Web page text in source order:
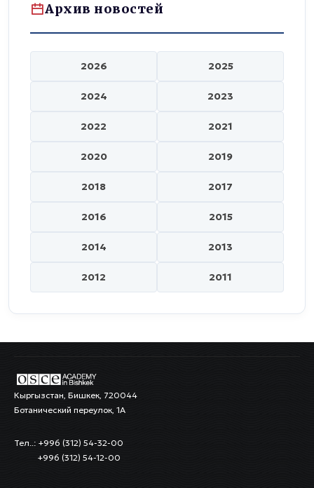
Архив новостей
2026 2025
2024 2023
2022 2021
2020 2019
2018 2017
2016 2015
2014 2013
2012 2011
Кыргызстан, Бишкек, 720044
Ботанический переулок, 1А
Тел..: +996 (312) 54-32-00
+996 (312) 54-12-00